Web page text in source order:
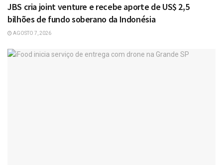
JBS cria joint venture e recebe aporte de US$ 2,5
bilhões de fundo soberano da Indonésia
AGOSTO 7, 2026